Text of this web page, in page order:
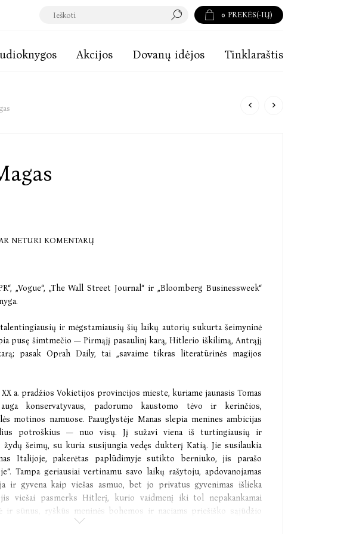
0 PREKĖS(-IŲ)
Akcijos Dovanų idėjos Tinklaraštis
NETURI KOMENTARŲ
„Vogue“, „The Wall Street Journal“ ir „Bloomberg Businessweek“
ir mėgstamiausių šių laikų autorių sukurta šeimyninė
pusę šimtmečio — Pirmąjį pasaulinį karą, Hitlerio iškilimą, Antrąjį
pasak Oprah Daily, tai „savaime tikras literatūrinės magijos
XX a. pradžios Vokietijos provincijos mieste, kuriame jaunasis Tomas
konservatyvaus, padorumo kaustomo tėvo ir kerinčios,
motinos namuose. Paauglystėje Manas slepia menines ambicijas
potroškius — nuo visų. Jį sužavi viena iš turtingiausių ir
šeimų, su kuria susijungia vedęs dukterį Katią. Jie susilaukia
Italijoje, pakerėtas paplūdimyje sutikto berniuko, jis parašo
Tampa geriausiai vertinamu savo laikų rašytoju, apdovanojamas
ir gyvena kaip viešas asmuo, bet jo privatus gyvenimas išlieka
viešai pasmerks Hitlerį, kurio vaidmenį iki tol nepakankamai
ir sūnus, ryškūs meninės bohemos ir naciams priešiško sąjūdžio
Jis pabėga iš Vokietijos į Šveicariją, paskui Prancūziją ir galiausiai